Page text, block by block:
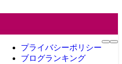
プライバシーポリシー
ブログランキング